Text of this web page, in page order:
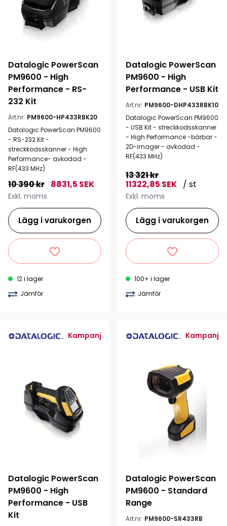
Datalogic PowerScan
PM9600 - High
Performance - RS-
232 Kit
Art.nr: PM9600-HP433RBK20
Datalogic PowerScan PM9600
- RS-232 Kit -
streckkodsskanner - High
Performance- avkodad -
RF(433 MHz)
10 390 kr 8831,5 SEK
Exkl. moms
Lägg i varukorgen
12 i lager
Jämför
Datalogic PowerScan
PM9600 - High
Performance - USB Kit
Art.nr: PM9600-DHP433RBK10
Datalogic PowerScan PM9600
- USB Kit - streckkodsskanner
- High Performance -bärbar -
2D-imager - avkodad -
RF(433 MHz)
13 321 kr
11322,85 SEK / st
Exkl. moms
Lägg i varukorgen
100+ i lager
Jämför
Kampanj
Datalogic PowerScan
PM9600 - High
Performance - USB
Kit
Kampanj
Datalogic PowerScan
PM9600 - Standard
Range
Art.nr: PM9600-SR433RB